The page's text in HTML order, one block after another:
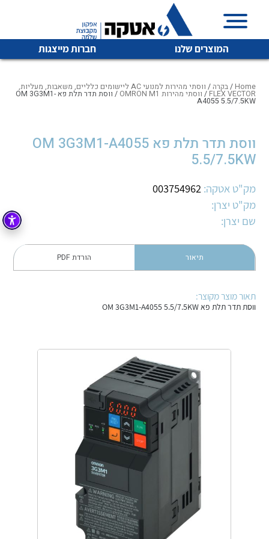
המוצרים שלנו חברות מייצגות
איכות | שרות | זמינות
אטקה בע”מ היא החברה הגדולה והמובילה בישראל בשיווק
חשמל
בקרה
פתרונות וציוד לסביבה נפיצה EX
פתרונות לתחום הסולארי
לכל מוצרי היצרן לכל מוצרי היצרן
לכל מוצרי היצרן לכל מוצרי היצרן
לכל מוצרי היצרן
Home
/בקרה / ווסתי מהירות למנועי AC ליישומים כלליים, משאבות, מעליות,
FLEX VECTOR
/ ווסתי מהירות OMRON M1 / ווסת תדר תלת פא OM 3G3M1-
A4055 5.5/7.5KW
ווסת תדר תלת פא OM 3G3M1-A4055
5.5/7.5KW
מק"ט אטקה: 003754962
מק"ט יצרן:
שם יצרן:
תיאור הורדת PDF
תאור מוצר מקוצר:
ווסת תדר תלת פא OM 3G3M1-A4055 5.5/7.5KW